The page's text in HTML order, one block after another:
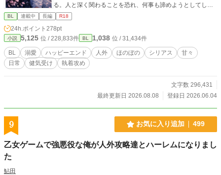
る。人と深く関わることを恐れ、何事も諦めようとしてしま
う朝陽は、六槍の気持ちを受け止められずにいた。 そんな
六槍には秘密があった。クレアという星に祖先を持つ「レ
プ」という種族の末裔であり、人間のエネルギーを取り込ま
なければ生きていけない存在だった。かつては「鬼」と呼ば
れたこともあるという。その秘密を打ち明けられた朝陽は、
六槍に信頼されたことを喜び、彼の特別な友人になれたと思
っていた。 一方、朝陽自身も大きな問題を抱えていた。親
がないことが判明したのだ。本当の父親である谷本から面会
を求められる。母と兄は対立し、倉口は酒に溺れ、家族は壊
の館で、朝陽は不思議な予言を受ける。引き当てたタロット
カードは「魔術師」。似た人に助けられると言われ、朝陽の
貴だった。朝陽はモデルの仕事が決定し、再びプラセルに関
BL 連載中 長編 R18
24h.ポイント 278pt
小説 5,125 位 / 228,833件 BL 1,038 位 / 31,434件
BL 溺愛 ハッピーエンド 人外 ほのぼの シリアス
甘々
日常
健気受け 執着攻め
文字数 296,431
最終更新日 2026.08.08
登録日 2026.06.04
9 お気に入り追加 499
乙女ゲームで強悪役な俺が人外攻略達とハーレムになりまし
た
鮎田